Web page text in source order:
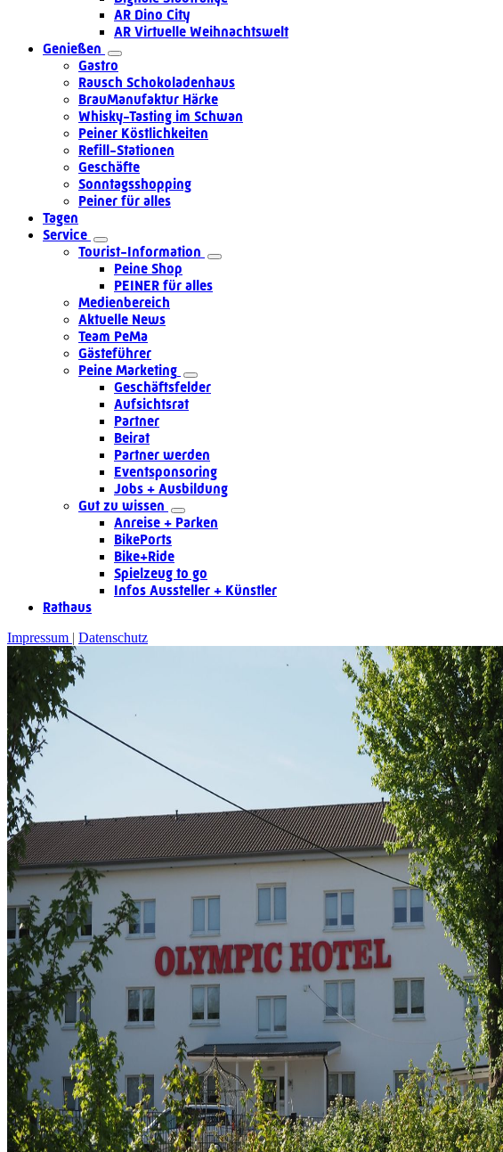
AR Dino City
AR Virtuelle Weihnachtswelt
Genießen
Gastro
Rausch Schokoladenhaus
BrauManufaktur Härke
Whisky-Tasting im Schwan
Peiner Köstlichkeiten
Refill-Stationen
Geschäfte
Sonntagsshopping
Peiner für alles
Tagen
Service
Tourist-Information
Peine Shop
PEINER für alles
Medienbereich
Aktuelle News
Team PeMa
Gästeführer
Peine Marketing
Geschäftsfelder
Aufsichtsrat
Partner
Beirat
Partner werden
Eventsponsoring
Jobs + Ausbildung
Gut zu wissen
Anreise + Parken
BikePorts
Bike+Ride
Spielzeug to go
Infos Aussteller + Künstler
Rathaus
Impressum Datenschutz